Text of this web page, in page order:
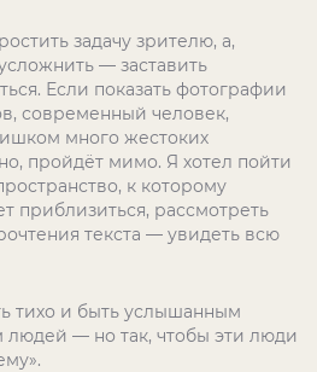
задачу зрителю, а,
— заставить
Если показать фотографии
современный человек,
много жестоких
пройдёт мимо. Я хотел пойти
к которому
приблизиться, рассмотреть
текста — увидеть всю
тихо и быть услышанным
— но так, чтобы эти люди